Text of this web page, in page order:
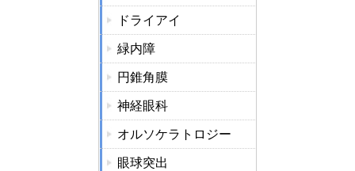
ドライアイ
緑内障
円錐角膜
神経眼科
オルソケラトロジー
眼球突出